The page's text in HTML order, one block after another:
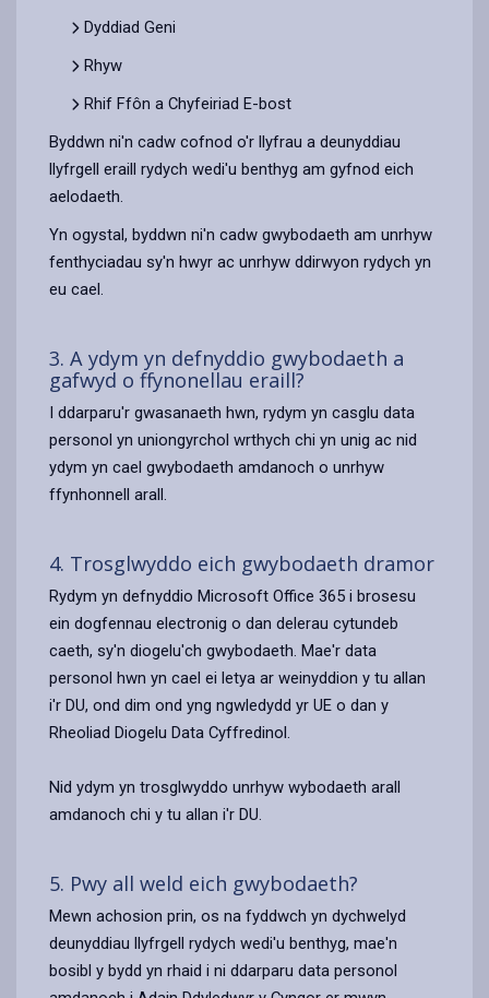
Dyddiad Geni
Rhyw
Rhif Ffôn a Chyfeiriad E-bost
Byddwn ni'n cadw cofnod o'r llyfrau a deunyddiau
llyfrgell eraill rydych wedi'u benthyg am gyfnod eich
aelodaeth.
Yn ogystal, byddwn ni'n cadw gwybodaeth am unrhyw
fenthyciadau sy'n hwyr ac unrhyw ddirwyon rydych yn
eu cael.
3. A ydym yn defnyddio gwybodaeth a
gafwyd o ffynonellau eraill?
I ddarparu'r gwasanaeth hwn, rydym yn casglu data
personol yn uniongyrchol wrthych chi yn unig ac nid
ydym yn cael gwybodaeth amdanoch o unrhyw
ffynhonnell arall.
4. Trosglwyddo eich gwybodaeth dramor
Rydym yn defnyddio Microsoft Office 365 i brosesu
ein dogfennau electronig o dan delerau cytundeb
caeth, sy'n diogelu'ch gwybodaeth. Mae'r data
personol hwn yn cael ei letya ar weinyddion y tu allan
i'r DU, ond dim ond yng ngwledydd yr UE o dan y
Rheoliad Diogelu Data Cyffredinol.
Nid ydym yn trosglwyddo unrhyw wybodaeth arall
amdanoch chi y tu allan i'r DU.
5. Pwy all weld eich gwybodaeth?
Mewn achosion prin, os na fyddwch yn dychwelyd
deunyddiau llyfrgell rydych wedi'u benthyg, mae'n
bosibl y bydd yn rhaid i ni ddarparu data personol